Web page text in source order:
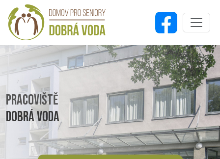
PRACOVIŠTĚ
DOBRÁ VODA